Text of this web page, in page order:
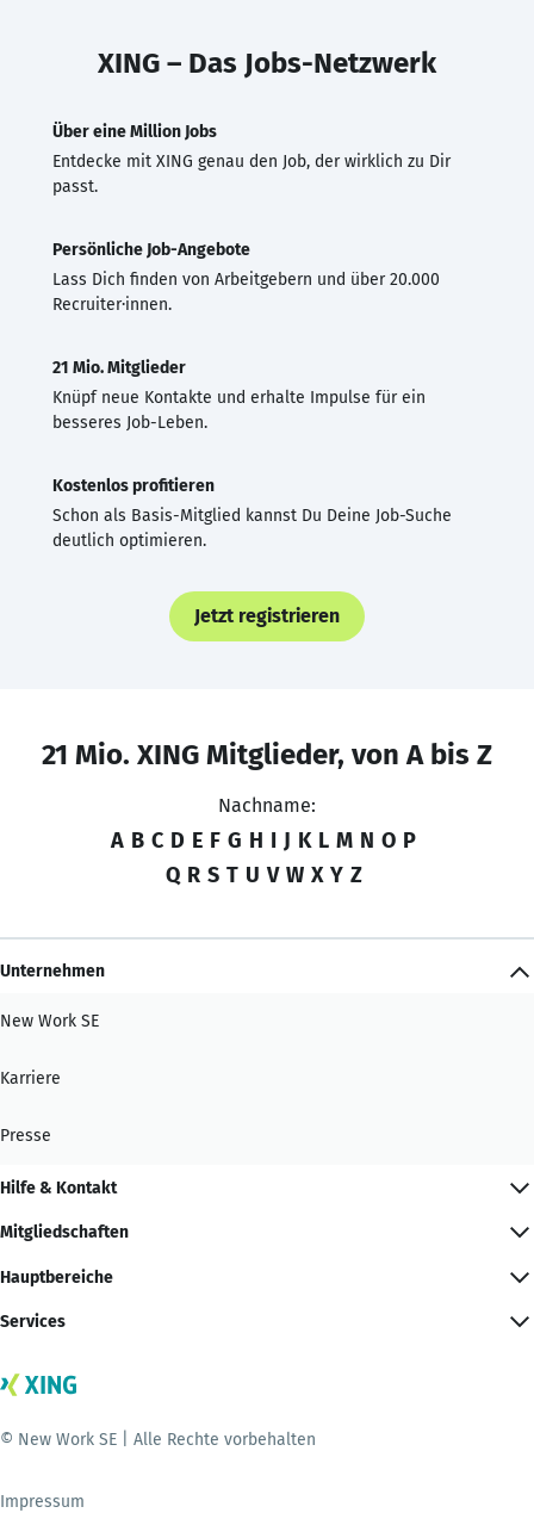
XING – Das Jobs-Netzwerk
Über eine Million Jobs
Entdecke mit XING genau den Job, der wirklich zu Dir
passt.
Persönliche Job-Angebote
Lass Dich finden von Arbeitgebern und über 20.000
Recruiter·innen.
21 Mio. Mitglieder
Knüpf neue Kontakte und erhalte Impulse für ein
besseres Job-Leben.
Kostenlos profitieren
Schon als Basis-Mitglied kannst Du Deine Job-Suche
deutlich optimieren.
Jetzt registrieren
21 Mio. XING Mitglieder, von A bis Z
Nachname:
A B C D E F G H I J K L M N O P
Q R S T U V W X Y Z
Unternehmen
New Work SE
Karriere
Presse
Hilfe & Kontakt
Mitgliedschaften
Hauptbereiche
Services
© New Work SE | Alle Rechte vorbehalten
Impressum